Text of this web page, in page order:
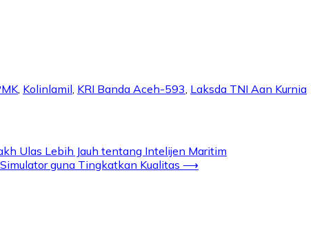
, Kolinlamil, KRI Banda Aceh-593, Laksda TNI Aan Kurnia
Ulas Lebih Jauh tentang Intelijen Maritim
guna Tingkatkan Kualitas ⟶